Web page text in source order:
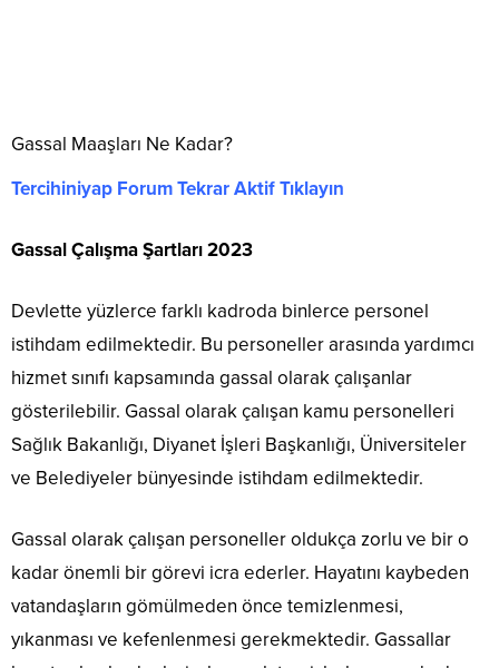
Gassal Maaşları Ne Kadar?
Tercihiniyap Forum Tekrar Aktif Tıklayın
Gassal Çalışma Şartları 2023
Devlette yüzlerce farklı kadroda binlerce personel
istihdam edilmektedir. Bu personeller arasında yardımcı
hizmet sınıfı kapsamında gassal olarak çalışanlar
gösterilebilir. Gassal olarak çalışan kamu personelleri
Sağlık Bakanlığı, Diyanet İşleri Başkanlığı, Üniversiteler
ve Belediyeler bünyesinde istihdam edilmektedir.
Gassal olarak çalışan personeller oldukça zorlu ve bir o
kadar önemli bir görevi icra ederler. Hayatını kaybeden
vatandaşların gömülmeden önce temizlenmesi,
yıkanması ve kefenlenmesi gerekmektedir. Gassallar